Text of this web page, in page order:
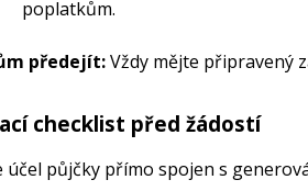
poplatkům.
předejít:Vždy mějte připravený
checklist před žádostí
účel půjčky přímo spojen s